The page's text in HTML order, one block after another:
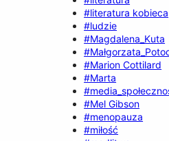
#literatura kobieca
#ludzie
#Magdalena_Kuta
#Marion Cottilard
#Marta
#Mel Gibson
#menopauza
#miłość